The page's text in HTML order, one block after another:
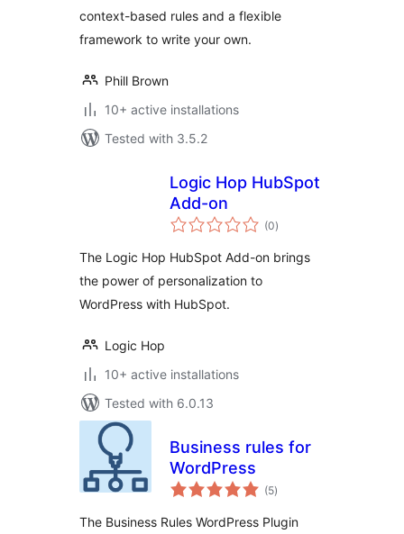
context-based rules and a flexible
framework to write your own.
Phill Brown
10+ active installations
Tested with 3.5.2
Logic Hop HubSpot
Add-on
(0total
ratings
)
The Logic Hop HubSpot Add-on brings
the power of personalization to
WordPress with HubSpot.
Logic Hop
10+ active installations
Tested with 6.0.13
Business rules for
WordPress
(5total
ratings
)
The Business Rules WordPress Plugin